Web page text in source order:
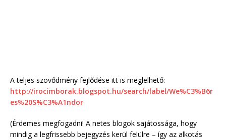
A teljes szövődmény fejlődése itt is meglelhető:
http://irocimborak.blogspot.hu/search/label/We%C3%B6r
es%20S%C3%A1ndor
(Érdemes megfogadni! A netes blogok sajátossága, hogy
mindig a legfrissebb bejegyzés kerül felülre – így az alkotás